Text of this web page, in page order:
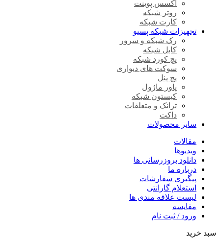
اکسس پوینت
روتر شبکه
کارت شبکه
تجهیزات شبکه پسیو
رک شبکه و سرور
کابل شبکه
پچ کورد شبکه
سوکت های دیواری
پچ پنل
پاور ماژول
کیستون شبکه
ترانک و متعلقات
داکت
سایر محصولات
مقالات
ویدیوها
دانلود بروزرسانی ها
درباره ما
پیگیری سفارشات
استعلام گارانتی
لیست علاقه مندی ها
مقایسه
ورود / ثبت نام
سبد خرید